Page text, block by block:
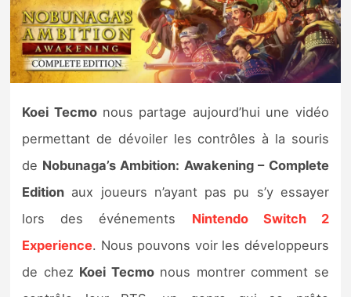
Tests et previews
Tests de jeux
Tests d’accessoires
Previews
Précommandes
Précommandes jeux Switch 2
Koei Tecmonous partage aujourd’hui une vidéo
permettant de dévoiler les contrôles à la souris
de Nobunaga’s Ambition: Awakening – Complete
Edition aux joueurs n’ayant pas pu s’y essayer
lors des événements Nintendo Switch 2
Experience. Nous pouvons voir les développeurs
de chez Koei Tecmonous montrer comment se